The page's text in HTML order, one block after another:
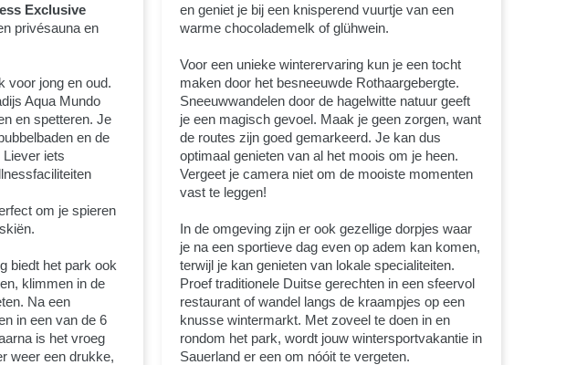
Exclusive
privésauna en
voor jong en oud.
Aqua Mundo
en spetteren. Je
en de
iets
om je spieren
biedt het park ook
klimmen in de
Na een
in een van de 6
is het vroeg
weer een drukke,
en geniet je bij een knisperend vuurtje van een
warme chocolademelk of glühwein.
Voor een unieke winterervaring kun je een tocht
maken door het besneeuwde Rothaargebergte.
Sneeuwwandelen door de hagelwitte natuur geeft
je een magisch gevoel. Maak je geen zorgen, want
de routes zijn goed gemarkeerd. Je kan dus
optimaal genieten van al het moois om je heen.
Vergeet je camera niet om de mooiste momenten
vast te leggen!
In de omgeving zijn er ook gezellige dorpjes waar
je na een sportieve dag even op adem kan komen,
terwijl je kan genieten van lokale specialiteiten.
Proef traditionele Duitse gerechten in een sfeervol
restaurant of wandel langs de kraampjes op een
knusse wintermarkt. Met zoveel te doen in en
rondom het park, wordt jouw wintersportvakantie in
Sauerland er een om nóóit te vergeten.